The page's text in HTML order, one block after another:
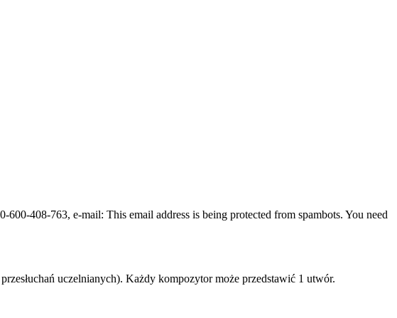
600-408-763, e-mail: This email address is being protected from spambots. You need
uczelnianych). Każdy kompozytor może przedstawić 1 utwór.